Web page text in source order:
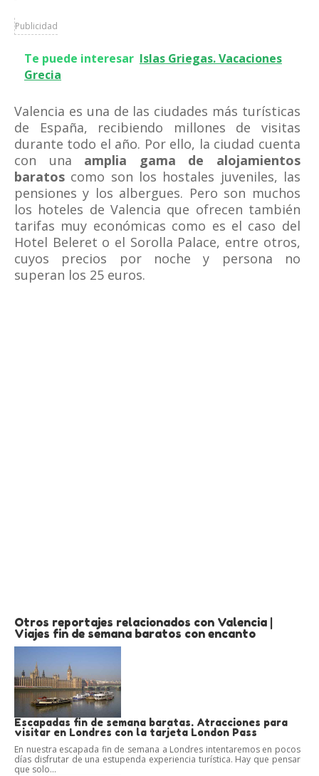
Publicidad
Te puede interesar Islas Griegas. Vacaciones
Grecia
Valencia es una de las ciudades más turísticas
de España, recibiendo millones de visitas
durante todo el año. Por ello, la ciudad cuenta
con una amplia gama de alojamientos
baratos como son los hostales juveniles, las
pensiones y los albergues. Pero son muchos
los hoteles de Valencia que ofrecen también
tarifas muy económicas como es el caso del
Hotel Beleret o el Sorolla Palace, entre otros,
cuyos precios por noche y persona no
superan los 25 euros.
Otros reportajes relacionados con Valencia |
Viajes fin de semana baratos con encanto
Escapadas fin de semana baratas. Atracciones para
visitar en Londres con la tarjeta London Pass
En nuestra escapada fin de semana a Londres intentaremos en pocos
días disfrutar de una estupenda experiencia turística. Hay que pensar
que solo...